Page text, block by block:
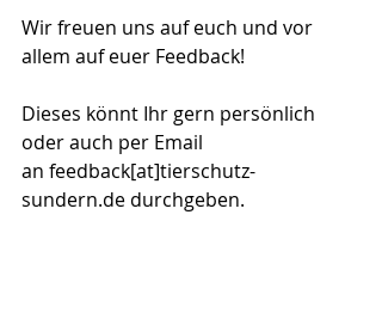
Wir freuen uns auf euch und vor
allem auf euer Feedback!
Dieses könnt Ihr gern persönlich
oder auch per Email
an feedback[at]tierschutz-
sundern.de durchgeben.